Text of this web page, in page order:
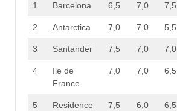
1 Barcelona 6,5 7,0 7,5
2 Antarctica 7,0 7,0 5,5
3 Santander 7,5 7,0 7,0
4
Ile de
France
7,0 7,0 6,5
5 Residence 7,5 6,0 6,5